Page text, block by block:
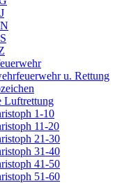
u. Rettung
Luftrettung
1-10
11-20
21-30
31-40
41-50
51-60